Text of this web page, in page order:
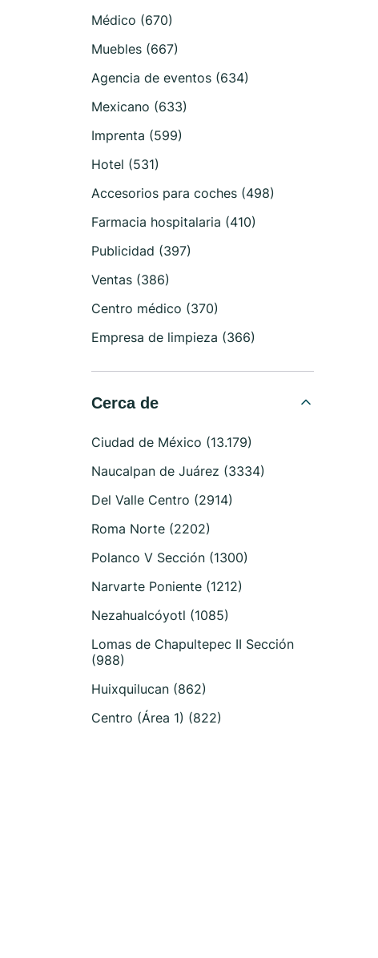
Médico (670)
Muebles (667)
Agencia de eventos (634)
Mexicano (633)
Imprenta (599)
Hotel (531)
Accesorios para coches (498)
Farmacia hospitalaria (410)
Publicidad (397)
Ventas (386)
Centro médico (370)
Empresa de limpieza (366)
Cerca de
Ciudad de México (13.179)
Naucalpan de Juárez (3334)
Del Valle Centro (2914)
Roma Norte (2202)
Polanco V Sección (1300)
Narvarte Poniente (1212)
Nezahualcóyotl (1085)
Lomas de Chapultepec II Sección
(988)
Huixquilucan (862)
Centro (Área 1) (822)